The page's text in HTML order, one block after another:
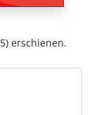
erschienen.